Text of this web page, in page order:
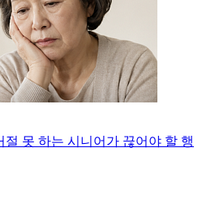
절 못 하는 시니어가 끊어야 할 행